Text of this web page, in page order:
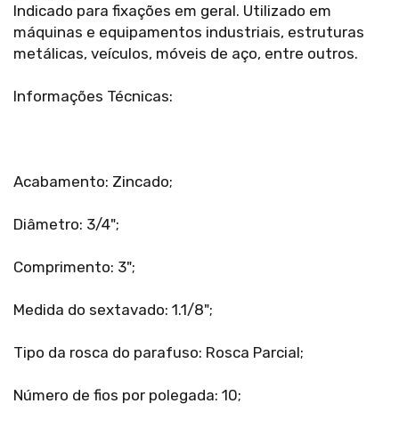
Indicado para fixações em geral. Utilizado em
máquinas e equipamentos industriais, estruturas
metálicas, veículos, móveis de aço, entre outros.
Informações Técnicas:
Acabamento: Zincado;
Diâmetro: 3/4";
Comprimento: 3";
Medida do sextavado: 1.1/8";
Tipo da rosca do parafuso: Rosca Parcial;
Número de fios por polegada: 10;